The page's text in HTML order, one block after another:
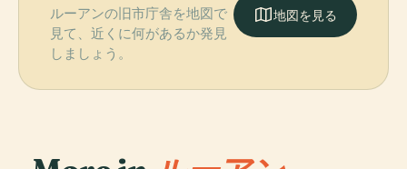
ルーアンの旧市庁舎を地図で
見て、近くに何があるか発見
しましょう。
地図を見る